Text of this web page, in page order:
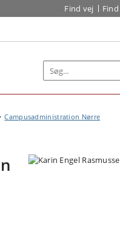
Find vej
Campusadministration Nørre